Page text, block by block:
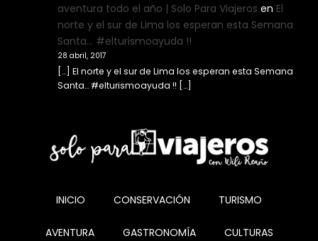
aventura todo el año | Solo Para Viajeros en El
norte y el sur de Lima los esperan esta Semana
Santa… #elturismoayuda !!
28 abril, 2017
[…] El norte y el sur de Lima los esperan esta Semana
Santa… #elturismoayuda !! […]
INICIO CONSERVACIÓN TURISMO
AVENTURA GASTRONOMÍA CULTURAS